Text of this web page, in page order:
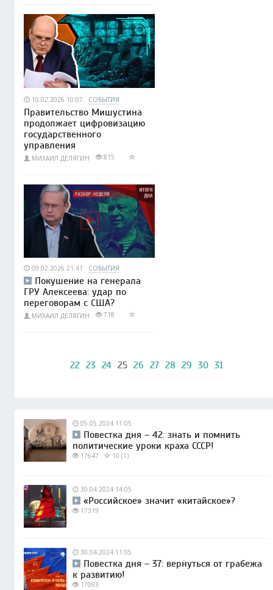
10.02.2026 10:07 СОБЫТИЯ
Правительство Мишустина
продолжает цифровизацию
государственного
управления
МИХАИЛ ДЕЛЯГИН 815
09.02.2026 21:41 СОБЫТИЯ
Покушение на генерала
ГРУ Алексеева: удар по
переговорам с США?
МИХАИЛ ДЕЛЯГИН 718
22 23 24 25 26 27 28 29 30 31
05.05.2024 11:05
Повестка дня – 42: знать и помнить
политические уроки краха СССР!
17647 10 (1)
30.04.2024 14:05
«Российское» значит «китайское»?
17319
30.04.2024 11:05
Повестка дня – 37: вернуться от грабежа
к развитию!
17093